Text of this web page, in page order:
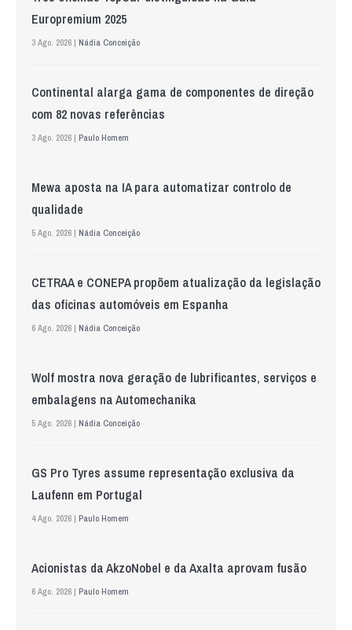
Europremium 2025
3 Ago. 2026 | Nádia Conceição
Continental alarga gama de componentes de direção
com 82 novas referências
3 Ago. 2026 | Paulo Homem
Mewa aposta na IA para automatizar controlo de
qualidade
5 Ago. 2026 | Nádia Conceição
CETRAA e CONEPA propõem atualização da legislação
das oficinas automóveis em Espanha
6 Ago. 2026 | Nádia Conceição
Wolf mostra nova geração de lubrificantes, serviços e
embalagens na Automechanika
5 Ago. 2026 | Nádia Conceição
GS Pro Tyres assume representação exclusiva da
Laufenn em Portugal
4 Ago. 2026 | Paulo Homem
Acionistas da AkzoNobel e da Axalta aprovam fusão
6 Ago. 2026 | Paulo Homem